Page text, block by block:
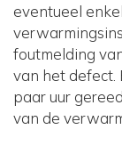
eventueel
foutmelding
van het defect.
paar uur
van de